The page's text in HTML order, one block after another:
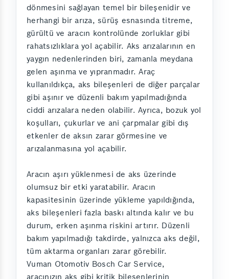
dönmesini sağlayan temel bir bileşenidir ve
herhangi bir arıza, sürüş esnasında titreme,
gürültü ve aracın kontrolünde zorluklar gibi
rahatsızlıklara yol açabilir. Aks arızalarının en
yaygın nedenlerinden biri, zamanla meydana
gelen aşınma ve yıpranmadır. Araç
kullanıldıkça, aks bileşenleri de diğer parçalar
gibi aşınır ve düzenli bakım yapılmadığında
ciddi arızalara neden olabilir. Ayrıca, bozuk yol
koşulları, çukurlar ve ani çarpmalar gibi dış
etkenler de aksın zarar görmesine ve
arızalanmasına yol açabilir.
Aracın aşırı yüklenmesi de aks üzerinde
olumsuz bir etki yaratabilir. Aracın
kapasitesinin üzerinde yükleme yapıldığında,
aks bileşenleri fazla baskı altında kalır ve bu
durum, erken aşınma riskini artırır. Düzenli
bakım yapılmadığı takdirde, yalnızca aks değil,
tüm aktarma organları zarar görebilir.
Vuman Otomotiv Bosch Car Service,
aracınızın aks gibi kritik bileşenlerinin